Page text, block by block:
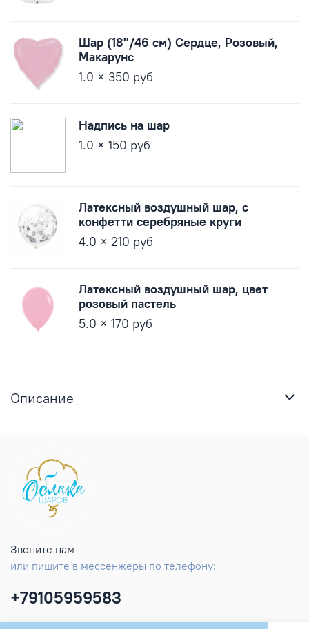
Шар (18''/46 см) Сердце, Розовый,
Макарунс
1.0 × 350 руб
Надпись на шар
1.0 × 150 руб
Латексный воздушный шар, с
конфетти серебряные круги
4.0 × 210 руб
Латексный воздушный шар, цвет
розовый пастель
5.0 × 170 руб
Описание
Звоните нам
или пишите в мессенжеры по телефону:
+79105959583